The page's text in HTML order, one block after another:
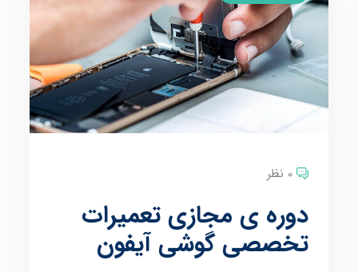
0 نظر
دوره ی مجازی تعمیرات
تخصصی گوشی آیفون